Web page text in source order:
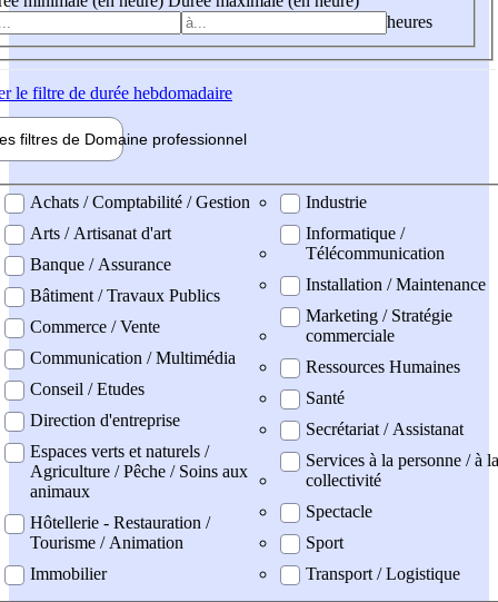
heures
le filtre de durée hebdomadaire
filtres de Domaine professionnel
professionel
Achats / Comptabilité / Gestion
Arts / Artisanat d'art
Banque / Assurance
Bâtiment / Travaux Publics
Commerce / Vente
Communication / Multimédia
Conseil / Etudes
Direction d'entreprise
Espaces verts et naturels /
Agriculture / Pêche / Soins aux
animaux
Hôtellerie - Restauration /
Tourisme / Animation
Immobilier
Industrie
Informatique /
Télécommunication
Installation / Maintenance
Marketing / Stratégie
commerciale
Ressources Humaines
Santé
Secrétariat / Assistanat
Services à la personne / à la
collectivité
Spectacle
Sport
Transport / Logistique